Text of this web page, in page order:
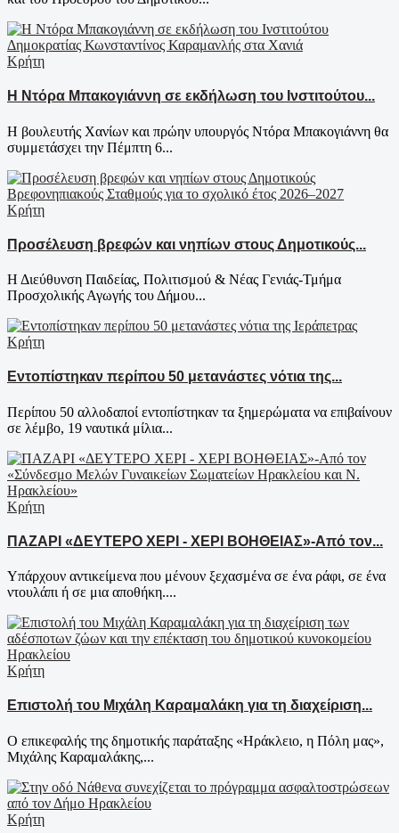
Κρήτη
Η Ντόρα Μπακογιάννη σε εκδήλωση του Ινστιτούτου...
Η βουλευτής Χανίων και πρώην υπουργός Ντόρα Μπακογιάννη θα
συμμετάσχει την Πέμπτη 6...
Κρήτη
Προσέλευση βρεφών και νηπίων στους Δημοτικούς...
Η Διεύθυνση Παιδείας, Πολιτισμού & Νέας Γενιάς-Τμήμα
Προσχολικής Αγωγής του Δήμου...
Κρήτη
Εντοπίστηκαν περίπου 50 μετανάστες νότια της...
Περίπου 50 αλλοδαποί εντοπίστηκαν τα ξημερώματα να επιβαίνουν
σε λέμβο, 19 ναυτικά μίλια...
Κρήτη
ΠΑΖΑΡΙ «ΔΕΥΤΕΡΟ ΧΕΡΙ - ΧΕΡΙ ΒΟΗΘΕΙΑΣ»-Από τον...
Υπάρχουν αντικείμενα που μένουν ξεχασμένα σε ένα ράφι, σε ένα
ντουλάπι ή σε μια αποθήκη....
Κρήτη
Επιστολή του Μιχάλη Καραμαλάκη για τη διαχείριση...
Ο επικεφαλής της δημοτικής παράταξης «Ηράκλειο, η Πόλη μας»,
Μιχάλης Καραμαλάκης,...
Κρήτη